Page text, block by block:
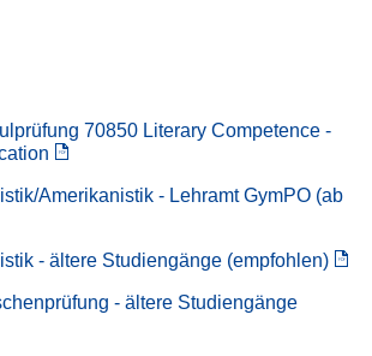
70850 Literary Competence -
Amerikanistik - Lehramt GymPO (ab
- ältere Studiengänge (empfohlen)
- ältere Studiengänge